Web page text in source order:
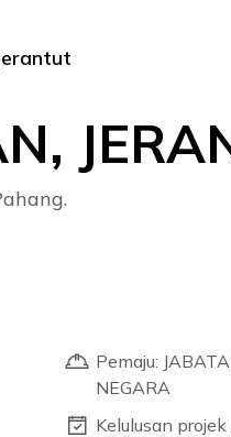
Pemaju:
NEGARA
Kelulusan